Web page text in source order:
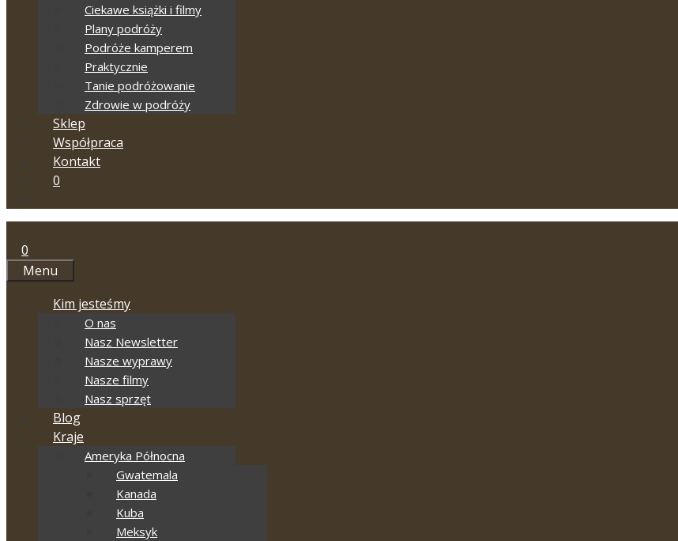
Ciekawe książki i filmy
Plany podróży
Podróże kamperem
Praktycznie
Tanie podróżowanie
Zdrowie w podróży
Sklep
Współpraca
Kontakt
0
0
Menu
Kim jesteśmy
O nas
Nasz Newsletter
Nasze wyprawy
Nasze filmy
Nasz sprzęt
Blog
Kraje
Ameryka Północna
Gwatemala
Kanada
Kuba
Meksyk